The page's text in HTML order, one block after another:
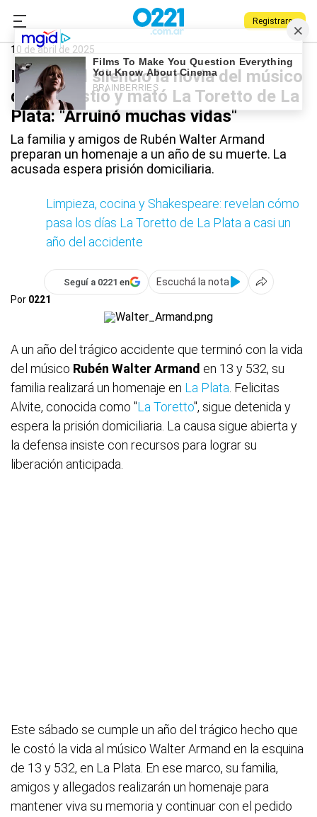
Registrarse
0221.com.ar Policiales
10 de abril de 2025
Rompió el silencio la novia del músico
que embistió y mató La Toretto de La
Plata: "Arruinó muchas vidas"
La familia y amigos de Rubén Walter Armand
preparan un homenaje a un año de su muerte. La
acusada espera prisión domiciliaria.
Limpieza, cocina y Shakespeare: revelan cómo
pasa los días La Toretto de La Plata a casi un
año del accidente
Seguí a 0221 en
Escuchá la nota
Por 0221
A un año del trágico accidente que terminó con la vida
del músico Rubén Walter Armand en 13 y 532, su
familia realizará un homenaje en La Plata . Felicitas
Alvite, conocida como "La Toretto", sigue detenida y
espera la prisión domiciliaria. La causa sigue abierta y
la defensa insiste con recursos para lograr su
liberación anticipada.
Este sábado se cumple un año del trágico hecho que
le costó la vida al músico Walter Armand en la esquina
de 13 y 532, en La Plata. En ese marco, su familia,
amigos y allegados realizarán un homenaje para
mantener viva su memoria y continuar con el pedido